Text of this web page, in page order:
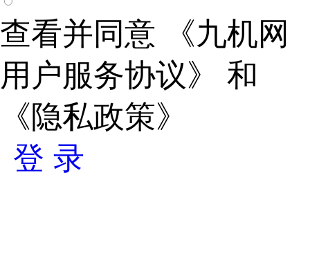
查看并同意
《九机网
用户服务协议》
和
《隐私政策》
登 录